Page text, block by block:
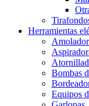
Herramientas
Bombas
Equipos